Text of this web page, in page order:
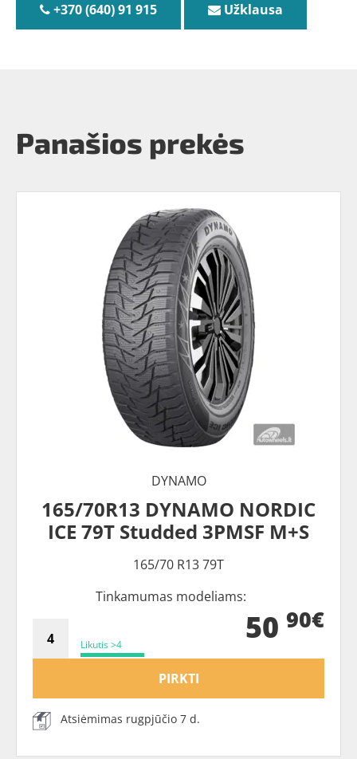
+370 (640) 91 915 Užklausa
Panašios prekės
DYNAMO
165/70R13 DYNAMO NORDIC
ICE 79T Studded 3PMSF M+S
165/70 R13 79T
Tinkamumas modeliams:
Likutis >4 50 90€
PIRKTI
Atsiėmimas rugpjūčio 7 d.